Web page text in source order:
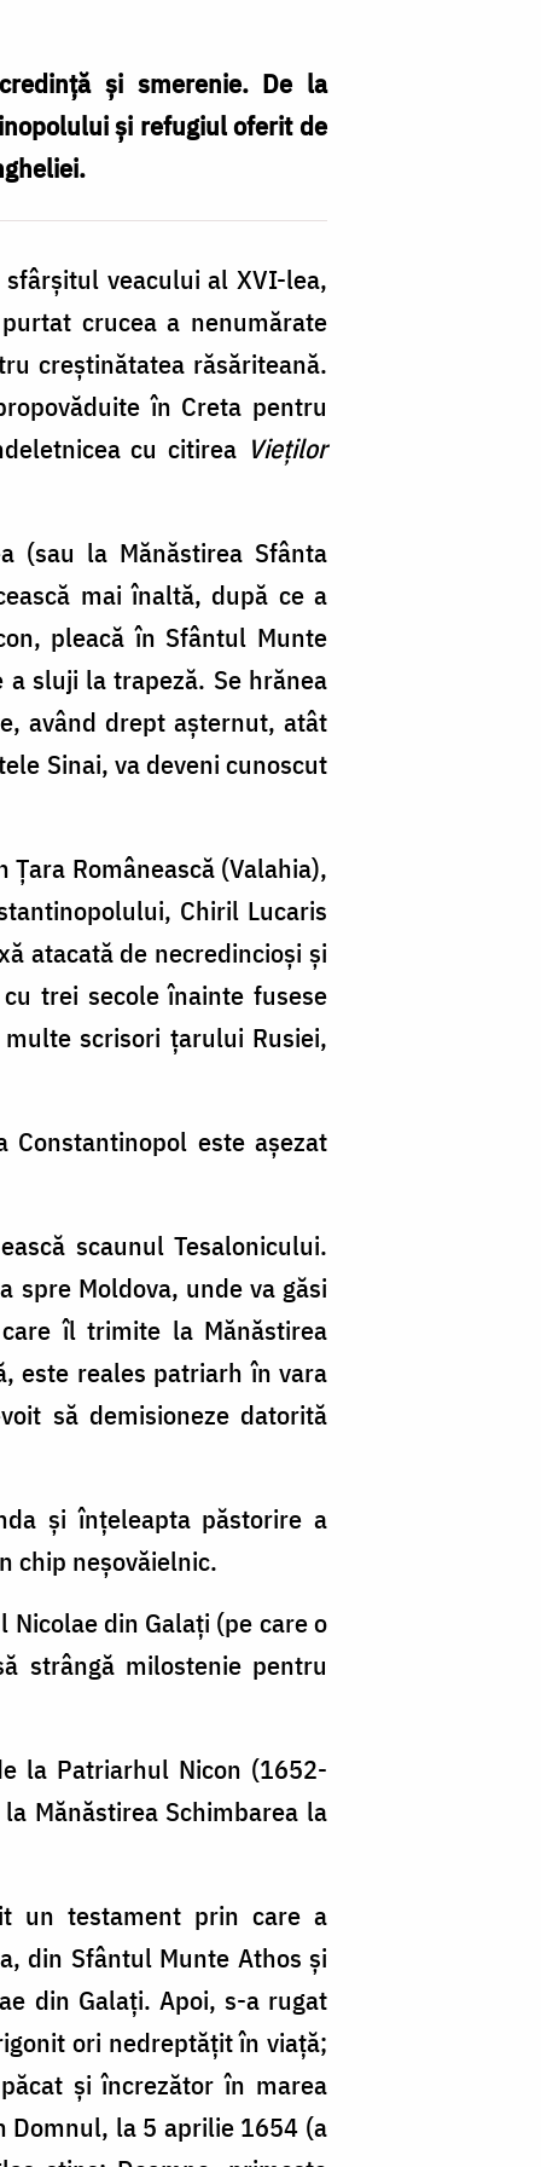
și smerenie. De la
și refugiul oferit de
veacului al XVI-lea,
crucea a nenumărate
creștinătatea răsăriteană.
în Creta pentru
cu citirea Vieților
(sau la Mănăstirea Sfânta
mai înaltă, după ce a
pleacă în Sfântul Munte
sluji la trapeză. Se hrănea
având drept așternut, atât
Sinai, va deveni cunoscut
Românească (Valahia),
Chiril Lucaris
atacată de necredincioși și
trei secole înainte fusese
scrisori țarului Rusiei,
este așezat
scaunul Tesalonicului.
spre Moldova, unde va găsi
îl trimite la Mănăstirea
este reales patriarh în vara
să demisioneze datorită
și înțeleapta păstorire a
chip neșovăielnic.
din Galați (pe care o
strângă milostenie pentru
la Patriarhul Nicon (1652-
Mănăstirea Schimbarea la
un testament prin care a
din Sfântul Munte Athos și
din Galați. Apoi, s-a rugat
ori nedreptățit în viață;
și încrezător în marea
Domnul, la 5 aprilie 1654 (a